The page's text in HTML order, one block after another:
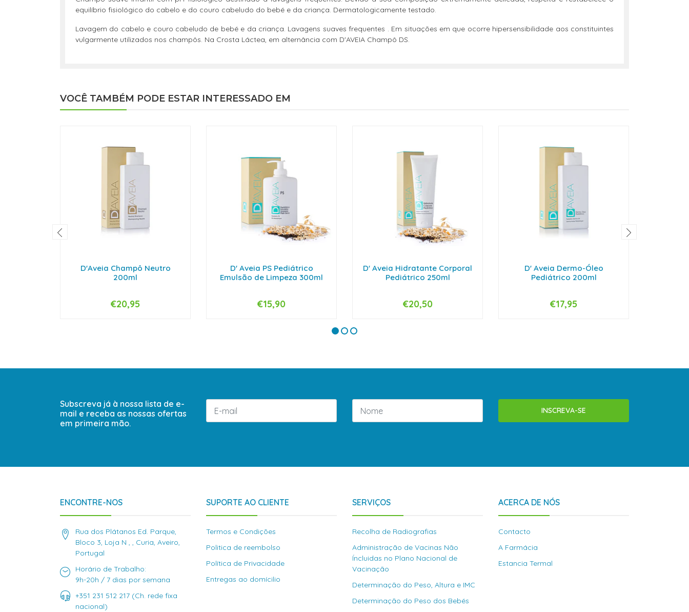
equilíbrio fisiológico do cabelo e do couro cabeludo do bebé e da criança. Dermatologicamente testado.
Lavagem do cabelo e couro cabeludo de bebé e da criança. Lavagens suaves frequentes . Em situações em que ocorre hipersensibilidade aos constituintes
vulgarmente utilizados nos champôs. Na Crosta Láctea, em alternância com D'AVEIA Champô DS.
VOCÊ TAMBÉM PODE ESTAR INTERESSADO EM
D'Aveia Champô Neutro
200ml
+
€20,95
D' Aveia PS Pediátrico
Emulsão de Limpeza 300ml
+
€15,90
D' Aveia Hidratante Corporal
Pediátrico 250ml
+
€20,50
D' Aveia Dermo-Óleo
Pediátrico 200ml
+
€17,95
Subscreva já à nossa lista de e-
mail e receba as nossas ofertas
em primeira mão.
INSCREVA-SE
ENCONTRE-NOS
Rua dos Plátanos Ed. Parque,
Bloco 3, Loja N , , Curia, Aveiro,
Portugal
Horário de Trabalho:
9h-20h / 7 dias por semana
+351 231 512 217 (Ch. rede fixa
nacional)
SUPORTE AO CLIENTE
Termos e Condições
Politica de reembolso
Política de Privacidade
Entregas ao domícilio
SERVIÇOS
Recolha de Radiografias
Administração de Vacinas Não
Íncluidas no Plano Nacional de
Vacinação
Determinação do Peso, Altura e IMC
Determinação do Peso dos Bebés
ACERCA DE NÓS
Contacto
A Farmácia
Estancia Termal